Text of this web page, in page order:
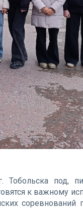
под,
к важному
соревнований